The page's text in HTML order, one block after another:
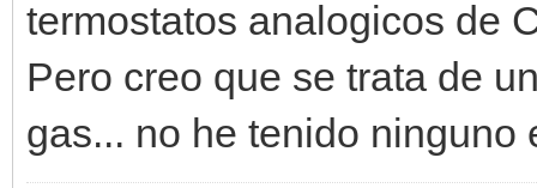
termostatos analogicos de
Pero creo que se trata de
gas... no he tenido ninguno